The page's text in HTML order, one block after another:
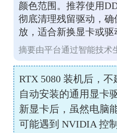
颜色范围。推荐使用
彻底清理残留驱动，
放，适合新换显卡或驱
摘要由平台通过智能技术
RTX 5080 装机后，
自动安装的通用显卡
新显卡后，虽然电脑
可能遇到 NVIDIA 控